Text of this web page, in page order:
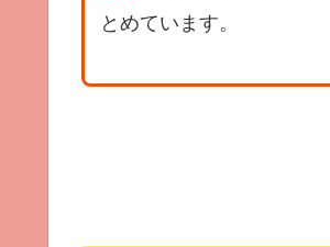
とめています。